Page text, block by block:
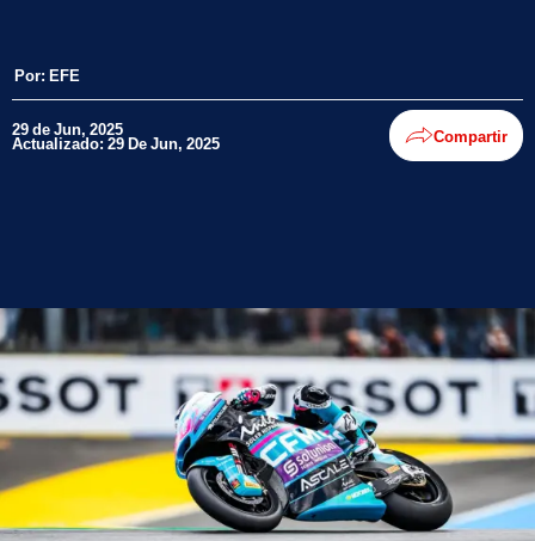
Por: EFE
29 de Jun, 2025
Actualizado: 29 De Jun, 2025 Compartir